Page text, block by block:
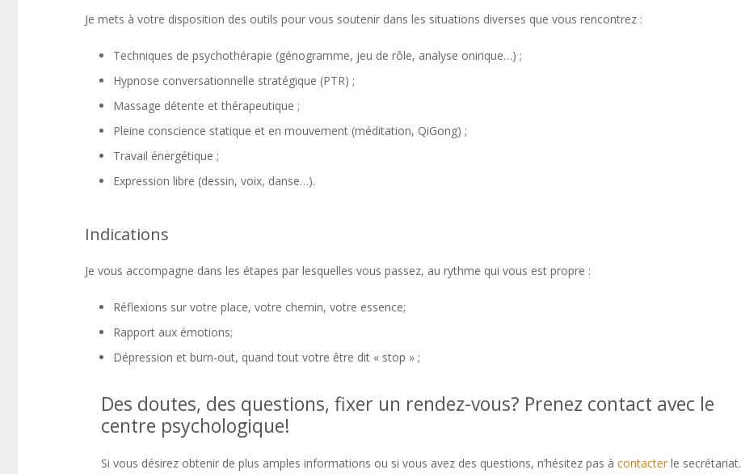
Je mets à votre disposition des outils pour vous soutenir dans les situations diverses que vous rencontrez :
Techniques de psychothérapie (génogramme, jeu de rôle, analyse onirique…) ;
Hypnose conversationnelle stratégique (PTR) ;
Massage détente et thérapeutique ;
Pleine conscience statique et en mouvement (méditation, QiGong) ;
Travail énergétique ;
Expression libre (dessin, voix, danse…).
Indications
Je vous accompagne dans les étapes par lesquelles vous passez, au rythme qui vous est propre :
Réflexions sur votre place, votre chemin, votre essence;
Rapport aux émotions;
Dépression et burn-out, quand tout votre être dit « stop » ;
Des doutes, des questions, fixer un rendez-vous? Prenez contact avec le
centre psychologique!
Si vous désirez obtenir de plus amples informations ou si vous avez des questions, n’hésitez pas à contacterle secrétariat.